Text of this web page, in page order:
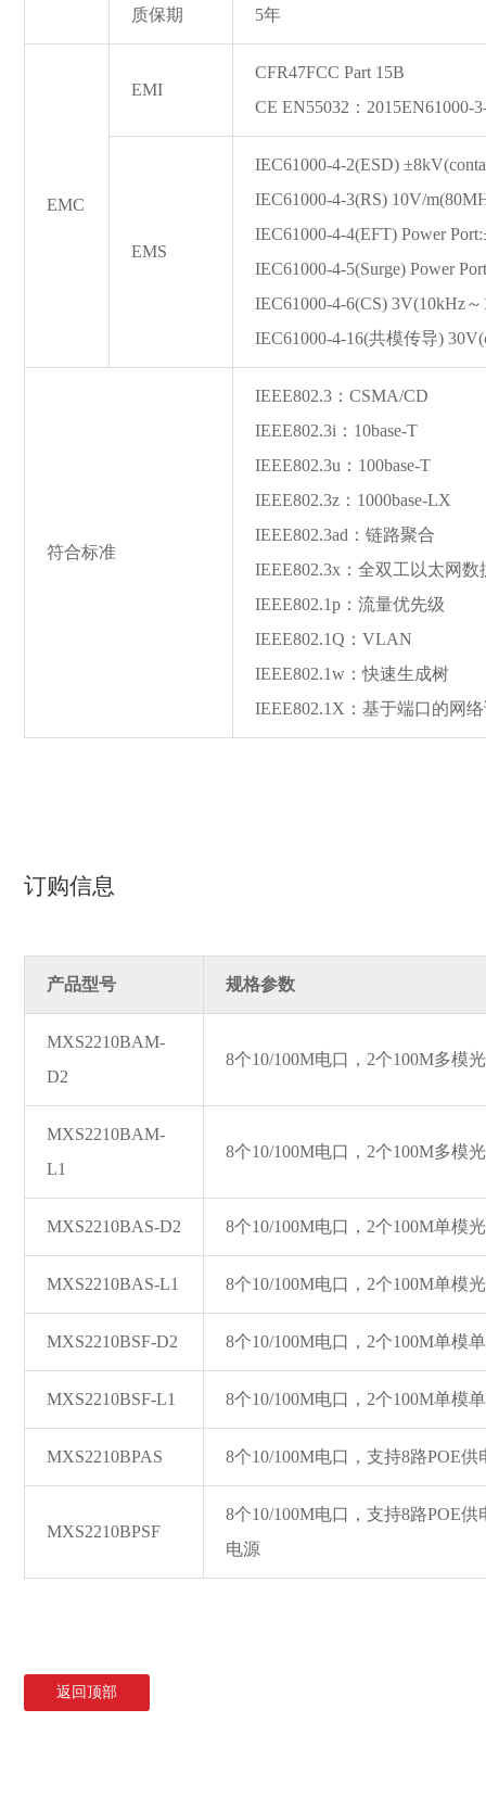
质保期 5年
EMC
EMI
CFR47FCC Part 15B
CE EN55032：
EMS
IEC61000-4-2(ESD)
IEC61000-4-3(RS) 10V/
IEC61000-4-4(EFT) Power
IEC61000-4-5(Surge) Power
IEC61000-4-6(CS) 3V(10kHz
IEC61000-4-16(共模传导)
符合标准
IEEE802.3：CSMA/CD
IEEE802.3i：10base-T
IEEE802.3u：100base-T
IEEE802.3z：1000base-LX
IEEE802.3ad：链路聚合
IEEE802.3x：全双工以太网
IEEE802.1p：流量优先级
IEEE802.1Q：VLAN
IEEE802.1w：快速生成树
IEEE802.1X：基于端口的网
订购信息
产品型号 规格参数
MXS2210BAM-
D2
8个10/100M电口，2个100M多模
MXS2210BAM-
L1
8个10/100M电口，2个100M多模
MXS2210BAS-D2 8个10/100M电口，2个100M单模
MXS2210BAS-L1 8个10/100M电口，2个100M单模
MXS2210BSF-D2 8个10/100M电口，2个100M单模
MXS2210BSF-L1 8个10/100M电口，2个100M单模
MXS2210BPAS 8个10/100M电口，支持8路POE
MXS2210BPSF
8个10/100M电口，支持8路POE
电源
返回顶部